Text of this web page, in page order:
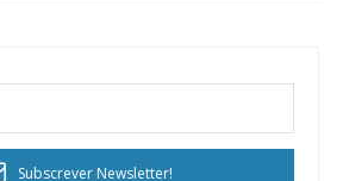
Subscrever Newsletter!